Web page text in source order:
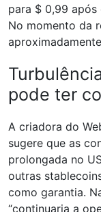
para $ 0,99
No momento da
pode ter
A criadora do
sugere que as
prolongada no
outras
como garantia.
“continuaria a